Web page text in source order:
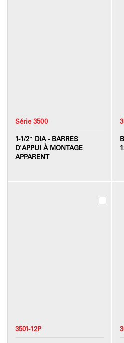
Série 3500
1-1/2″ DIA - BARRES
D'APPUI À MONTAGE
APPARENT
3501-12P